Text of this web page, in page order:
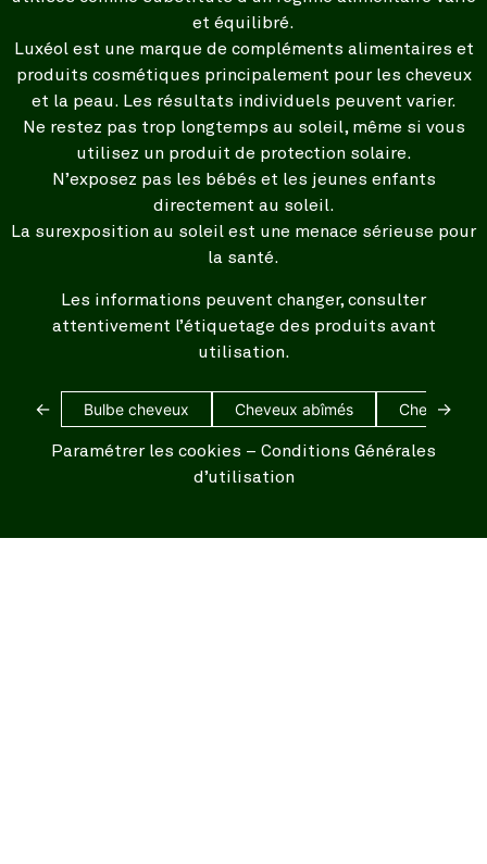
et équilibré.
Luxéol est une marque de compléments alimentaires et
produits cosmétiques principalement pour les cheveux
et la peau. Les résultats individuels peuvent varier.
Ne restez pas trop longtemps au soleil, même si vous
utilisez un produit de protection solaire.
N’exposez pas les bébés et les jeunes enfants
directement au soleil.
La surexposition au soleil est une menace sérieuse pour
la santé.
Les informations peuvent changer, consulter
attentivement l’étiquetage des produits avant
utilisation.
← Bulbe cheveux Cheveux abîmés Cheveux
→
Paramétrer les cookies – Conditions Générales
d’utilisation